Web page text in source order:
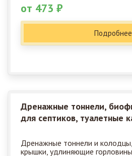
от 473 ₽
Подробнее
Дренажные тоннели,
для септиков, туалетные
Дренажные тоннели и
крышки, удлиняющие